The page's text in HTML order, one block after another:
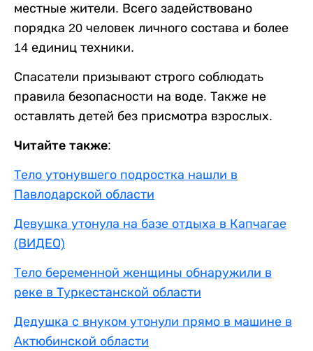
местные жители. Всего задействовано
порядка 20 человек личного состава и более
14 единиц техники.
Спасатели призывают строго соблюдать
правила безопасности на воде. Также не
оставлять детей без присмотра взрослых.
Читайте также:
Тело утонувшего подростка нашли в
Павлодарской области
Девушка утонула на базе отдыха в Капчагае
(ВИДЕО)
Тело беременной женщины обнаружили в
реке в Туркестанской области
Дедушка с внуком утонули прямо в машине в
Актюбинской области